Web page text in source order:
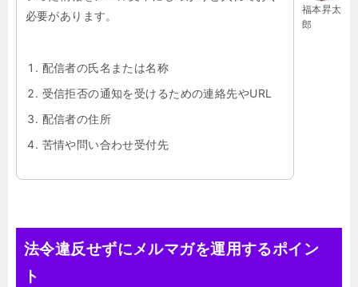
福本昇太
郎
必要があります。
配信者の氏名または名称
受信拒否の通知を受けるための連絡先やURL
配信者の住所
苦情や問い合わせ受付先
法令違反せずにメルマガを運用するポイン
ト